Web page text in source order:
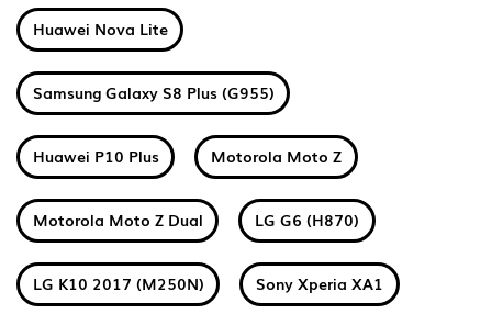
Huawei Nova Lite
Samsung Galaxy S8 Plus (G955)
Huawei P10 Plus Motorola Moto Z
Motorola Moto Z Dual LG G6 (H870)
LG K10 2017 (M250N) Sony Xperia XA1